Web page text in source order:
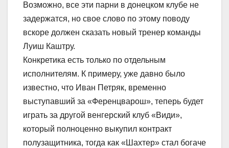
Возможно, все эти парни в донецком клубе не
задержатся, но свое слово по этому поводу
вскоре должен сказать новый тренер команды
Луиш Каштру.
Конкретика есть только по отдельным
исполнителям. К примеру, уже давно было
известно, что Иван Петряк, временно
выступавший за «Ференцварош», теперь будет
играть за другой венгерский клуб «Види»,
который полноценно выкупил контракт
полузащитника, тогда как «Шахтер» стал богаче